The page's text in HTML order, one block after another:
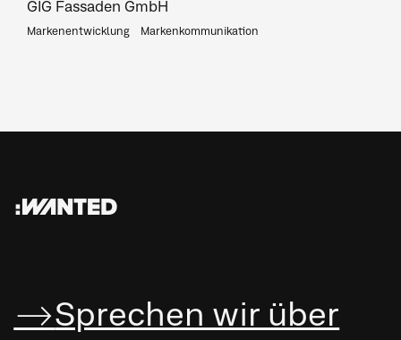
GIG Fassaden GmbH
Markenentwicklung Markenkommunikation
:WANTED
Sprechen wir über